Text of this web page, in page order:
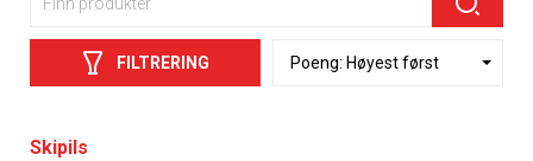
FILTRERING
Skipils